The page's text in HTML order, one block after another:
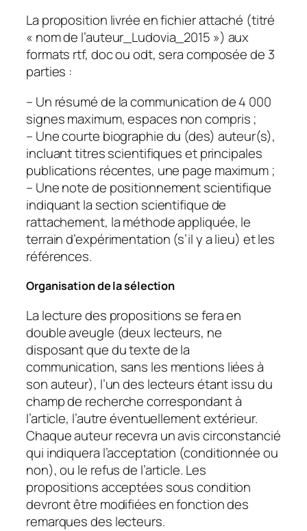
La proposition livrée en fichier attaché (titré
« nom de l’auteur_Ludovia_2015 ») aux
formats rtf, doc ou odt, sera composée de 3
parties :
– Un résumé de la communication de 4 000
signes maximum, espaces non compris ;
– Une courte biographie du (des) auteur(s),
incluant titres scientifiques et principales
publications récentes, une page maximum ;
– Une note de positionnement scientifique
indiquant la section scientifique de
rattachement, la méthode appliquée, le
terrain d’expérimentation (s’il y a lieu) et les
références.
Organisation de la sélection
La lecture des propositions se fera en
double aveugle (deux lecteurs, ne
disposant que du texte de la
communication, sans les mentions liées à
son auteur), l’un des lecteurs étant issu du
champ de recherche correspondant à
l’article, l’autre éventuellement extérieur.
Chaque auteur recevra un avis circonstancié
qui indiquera l’acceptation (conditionnée ou
non), ou le refus de l’article. Les
propositions acceptées sous condition
devront être modifiées en fonction des
remarques des lecteurs.